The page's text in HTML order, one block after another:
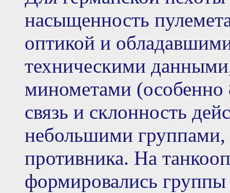
насыщенность
оптикой и
техническими
минометами (особенно
связь и склонность
небольшими группами,
противника. На
формировались